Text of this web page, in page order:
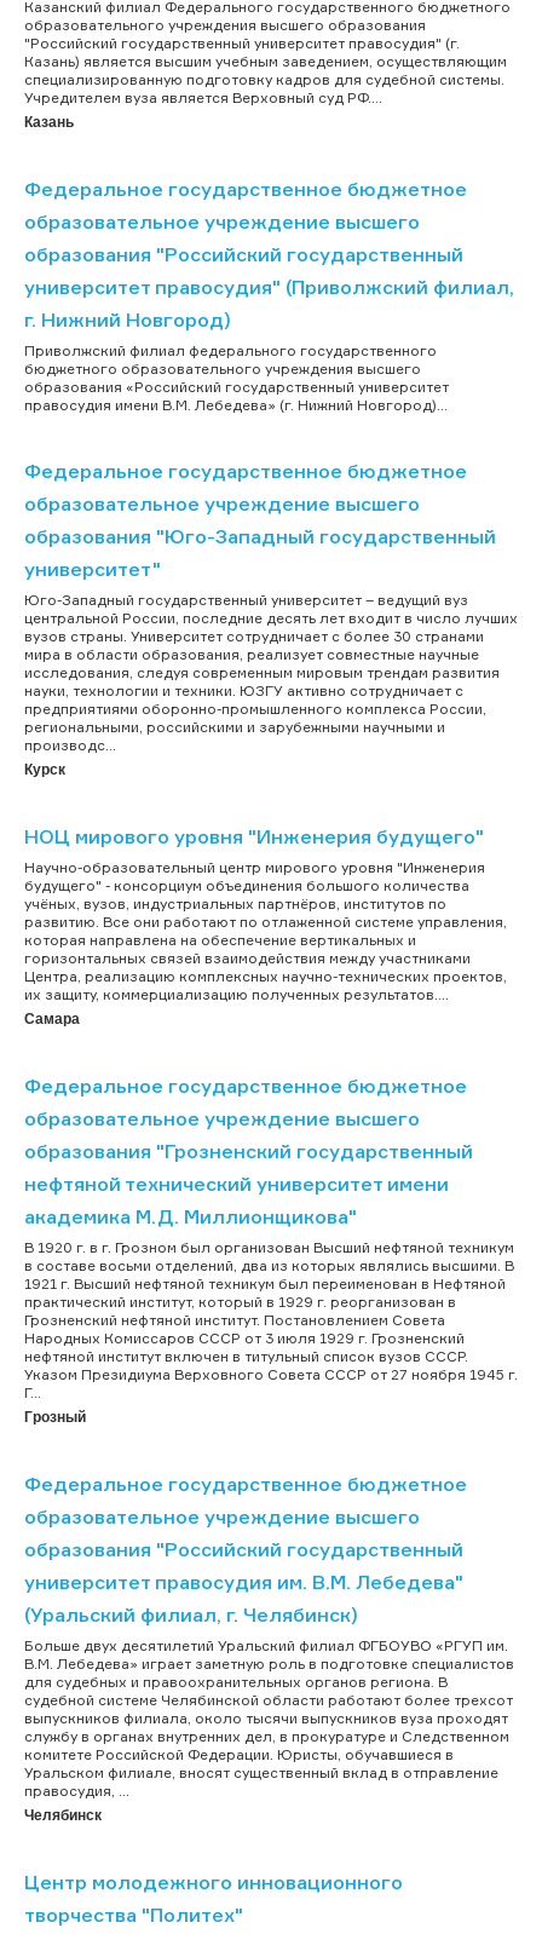
Казанский филиал Федерального государственного бюджетного
образовательного учреждения высшего образования
"Российский государственный университет правосудия" (г.
Казань) является высшим учебным заведением, осуществляющим
специализированную подготовку кадров для судебной системы.
Учредителем вуза является Верховный суд РФ....
Казань
Федеральное государственное бюджетное
образовательное учреждение высшего
образования "Российский государственный
университет правосудия" (Приволжский филиал,
г. Нижний Новгород)
Приволжский филиал федерального государственного
бюджетного образовательного учреждения высшего
образования «Российский государственный университет
правосудия имени В.М. Лебедева» (г. Нижний Новгород)...
Федеральное государственное бюджетное
образовательное учреждение высшего
образования "Юго-Западный государственный
университет"
Юго-Западный государственный университет – ведущий вуз
центральной России, последние десять лет входит в число лучших
вузов страны. Университет сотрудничает с более 30 странами
мира в области образования, реализует совместные научные
исследования, следуя современным мировым трендам развития
науки, технологии и техники. ЮЗГУ активно сотрудничает с
предприятиями оборонно-промышленного комплекса России,
региональными, российскими и зарубежными научными и
производс...
Курск
НОЦ мирового уровня "Инженерия будущего"
Научно-образовательный центр мирового уровня "Инженерия
будущего" - консорциум объединения большого количества
учёных, вузов, индустриальных партнёров, институтов по
развитию. Все они работают по отлаженной системе управления,
которая направлена на обеспечение вертикальных и
горизонтальных связей взаимодействия между участниками
Центра, реализацию комплексных научно-технических проектов,
их защиту, коммерциализацию полученных результатов....
Самара
Федеральное государственное бюджетное
образовательное учреждение высшего
образования "Грозненский государственный
нефтяной технический университет имени
академика М.Д. Миллионщикова"
В 1920 г. в г. Грозном был организован Высший нефтяной техникум
в составе восьми отделений, два из которых являлись высшими. В
1921 г. Высший нефтяной техникум был переименован в Нефтяной
практический институт, который в 1929 г. реорганизован в
Грозненский нефтяной институт. Постановлением Совета
Народных Комиссаров СССР от 3 июля 1929 г. Грозненский
нефтяной институт включен в титульный список вузов СССР.
Указом Президиума Верховного Совета СССР от 27 ноября 1945 г.
Г...
Грозный
Федеральное государственное бюджетное
образовательное учреждение высшего
образования "Российский государственный
университет правосудия им. В.М. Лебедева"
(Уральский филиал, г. Челябинск)
Больше двух десятилетий Уральский филиал ФГБОУВО «РГУП им.
В.М. Лебедева» играет заметную роль в подготовке специалистов
для судебных и правоохранительных органов региона. В
судебной системе Челябинской области работают более трехсот
выпускников филиала, около тысячи выпускников вуза проходят
службу в органах внутренних дел, в прокуратуре и Следственном
комитете Российской Федерации. Юристы, обучавшиеся в
Уральском филиале, вносят существенный вклад в отправление
правосудия, ...
Челябинск
Центр молодежного инновационного
творчества "Политех"